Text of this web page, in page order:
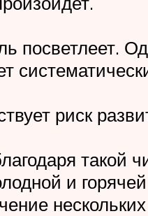
посветлеет.
риск
такой
и